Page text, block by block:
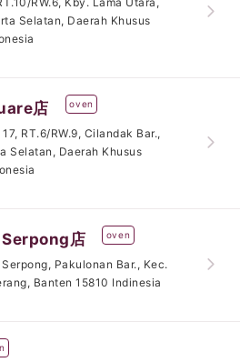
Selatan, Daerah Khusus
店 oven
RT.6/RW.9, Cilandak Bar.,
Selatan, Daerah Khusus
店 oven
Pakulonan Bar., Kec.
Banten 15810 Indinesia